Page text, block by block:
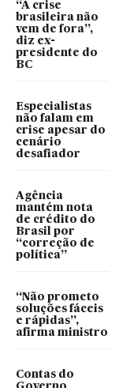
“A crise
brasileira não
vem de fora”,
diz ex-
presidente do
BC
Especialistas
não falam em
crise apesar do
cenário
desafiador
Agência
mantém nota
de crédito do
Brasil por
“correção de
política”
“Não prometo
soluções fáceis
e rápidas”,
afirma ministro
Contas do